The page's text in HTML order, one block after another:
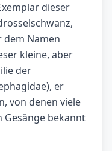
dieser
dem Namen
kleine, aber
der
er
von denen viele
bekannt